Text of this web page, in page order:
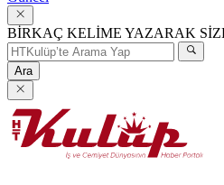
BİRKAÇ KELİME YAZARAK
Ara